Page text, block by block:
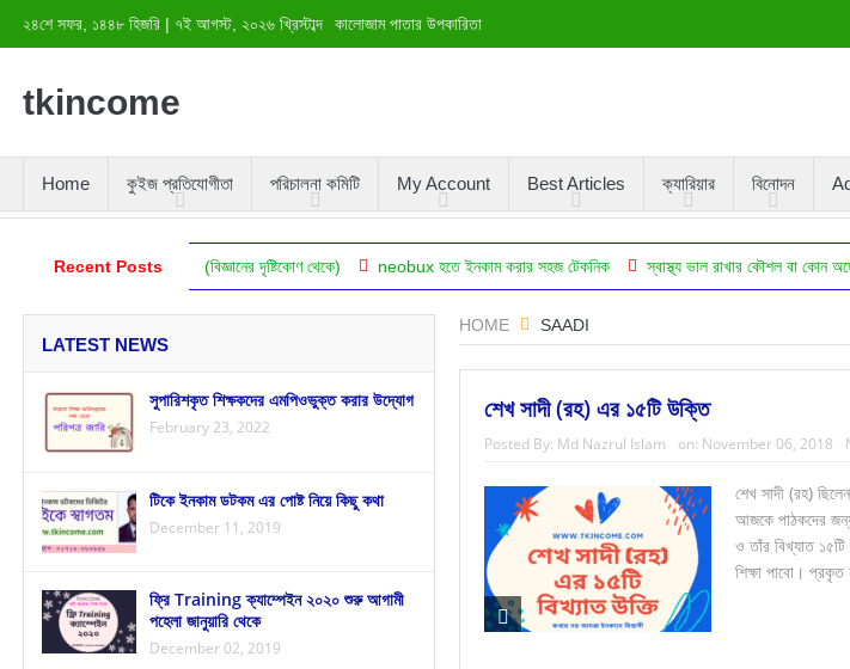
২৪শে সফর, ১৪৪৮ হিজরি | ৭ই আগস্ট, ২০২৬ খ্রিস্টাব্দ কালোজাম পাতার উপকারিতা
tkincome
Home কুইজ প্রতিযোগীতা পরিচালনা কমিটি My Account Best Articles ক্যারিয়ার বিনোদন
Recent Posts
বাড়ানোর পদ্ধতি (বিজ্ঞানের দৃষ্টিকোণ থেকে) neobux হতে ইনকাম করার সহজ টেকনিক স্বাস্থ্য ভাল রাখার কৌশল বা কোন অঙ্গের জন্য
HOME SAADI
শেখ সাদী (রহ) এর ১৫টি উক্তি
Posted By: Md Nazrul Islam on: November 06, 2018
শেখ সাদী (রহ)
আজকে পাঠকদের জন্য
ও তাঁর বিখ্যাত
শিক্ষা পাবো। প্রকৃত
LATEST NEWS
সুপারিশকৃত শিক্ষকদের এমপিওভুক্ত করার উদ্যোগ
February 23, 2022
টিকে ইনকাম ডটকম এর পোষ্ট নিয়ে কিছু কথা
December 11, 2019
ফ্রি Training ক্যাম্পেইন ২০২০ শুরু আগামী
পহেলা জানুয়ারি থেকে
December 02, 2019